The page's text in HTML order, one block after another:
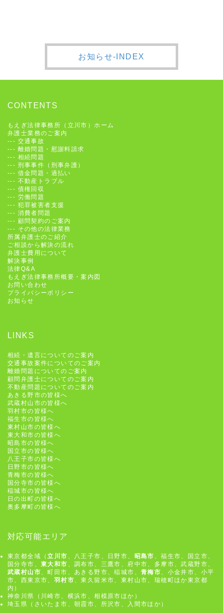
お知らせ-INDEX
CONTENTS
もえぎ法律事務所（立川市）ホーム
弁護士業務のご案内
--- 交通事故
--- 離婚問題・慰謝料請求
--- 相続問題
--- 刑事事件（刑事弁護）
--- 借金問題・過払い
--- 不動産トラブル
--- 債権回収
--- 労働問題
--- 犯罪被害者支援
--- 消費者問題
--- 顧問契約のご案内
--- その他の法律業務
所属弁護士のご紹介
ご相談から解決の流れ
弁護士費用について
解決事例
法律Q&A
もえぎ法律事務所概要・案内図
お問い合わせ
プライバシーポリシー
お知らせ
LINKS
相続・遺言についてのご案内
交通事故案件についてのご案内
離婚問題についてのご案内
顧問弁護士についてのご案内
不動産問題についてのご案内
あきる野市の皆様へ
武蔵村山市の皆様へ
羽村市の皆様へ
福生市の皆様へ
東村山市の皆様へ
東大和市の皆様へ
昭島市の皆様へ
国立市の皆様へ
八王子市の皆様へ
日野市の皆様へ
青梅市の皆様へ
国分寺市の皆様へ
稲城市の皆様へ
日の出町の皆様へ
奥多摩町の皆様へ
対応可能エリア
東京都全域（立川市 、八王子市、日野市、 昭島市
、福生市、国立市、
国分寺市、 東大和市
、調布市、三鷹市、府中市、多摩市、武蔵野市、
武蔵村山市 、町田市、あきる野市、稲城市、 青梅市 、小金井市、小平
市、西東京市、 羽村市 、東久留米市、東村山市、瑞穂町ほか東京都
内）
神奈川県（川崎市、横浜市、相模原市ほか）
埼玉県（さいたま市、朝霞市、所沢市、入間市ほか）